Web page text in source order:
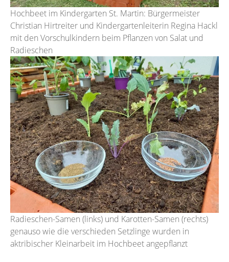
Hochbeet im Kindergarten St. Martin: Bürgermeister
Christian Hirtreiter und Kindergartenleiterin Regina Hackl
mit den Vorschulkindern beim Pflanzen von Salat und
Radieschen
Radieschen-Samen (links) und Karotten-Samen (rechts)
genauso wie die verschieden Setzlinge wurden in
aktribischer Kleinarbeit im Hochbeet angepflanzt